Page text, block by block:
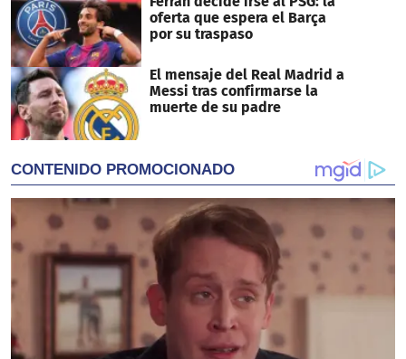
oferta que espera el Barça
por su traspaso
El mensaje del Real Madrid a
Messi tras confirmarse la
muerte de su padre